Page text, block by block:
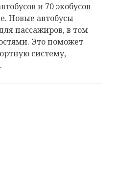
и 70 экобусов
Новые автобусы
пассажиров, в том
Это поможет
систему,